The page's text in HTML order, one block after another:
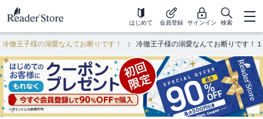
はじめて 会員登録 サインイン 検索
冷徹王子様の溺愛なんてお断りです！ 冷徹王子様の溺愛なんてお断りです！１